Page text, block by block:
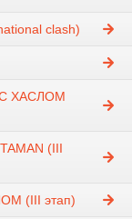
clash)
С ХАСЛОМ
(III
(III этап)